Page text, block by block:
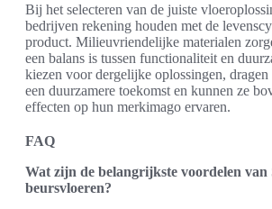
Bij het selecteren van de juiste
bedrijven rekening houden met de
product. Milieuvriendelijke materialen
een balans is tussen functionaliteit en
kiezen voor dergelijke oplossingen,
een duurzamere toekomst en kunnen ze
effecten op hun merkimago ervaren.
FAQ
Wat zijn de belangrijkste voordelen van
beursvloeren?